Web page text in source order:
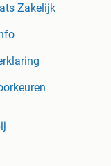
Zakelijk